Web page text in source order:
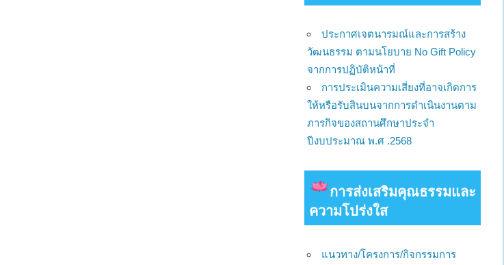
ประกาศเจตนารมณ์และการสร้าง
วัฒนธรรม ตามนโยบาย No Gift Policy
จากการปฏิบัติหน้าที่
การประเมินความเสี่ยงที่อาจเกิดการ
ให้หรือรับสินบนจากการดำเนินงานตาม
ภารกิจของสถานศึกษาประจำ
ปีงบประมาณ พ.ศ .2568
การส่งเสริมคุณธรรมและ
ความโปร่งใส
แนวทาง/โครงการ/กิจกรรมการ